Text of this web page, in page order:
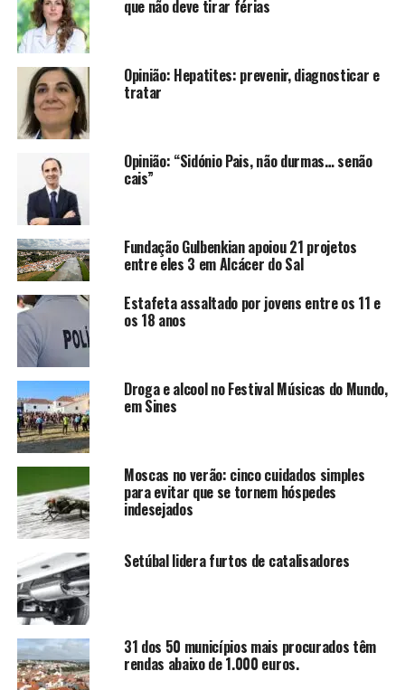
que não deve tirar férias
Opinião: Hepatites: prevenir, diagnosticar e
tratar
Opinião: “Sidónio Pais, não durmas… senão
cais”
Fundação Gulbenkian apoiou 21 projetos
entre eles 3 em Alcácer do Sal
Estafeta assaltado por jovens entre os 11 e
os 18 anos
Droga e alcool no Festival Músicas do Mundo,
em Sines
Moscas no verão: cinco cuidados simples
para evitar que se tornem hóspedes
indesejados
Setúbal lidera furtos de catalisadores
31 dos 50 municípios mais procurados têm
rendas abaixo de 1.000 euros.